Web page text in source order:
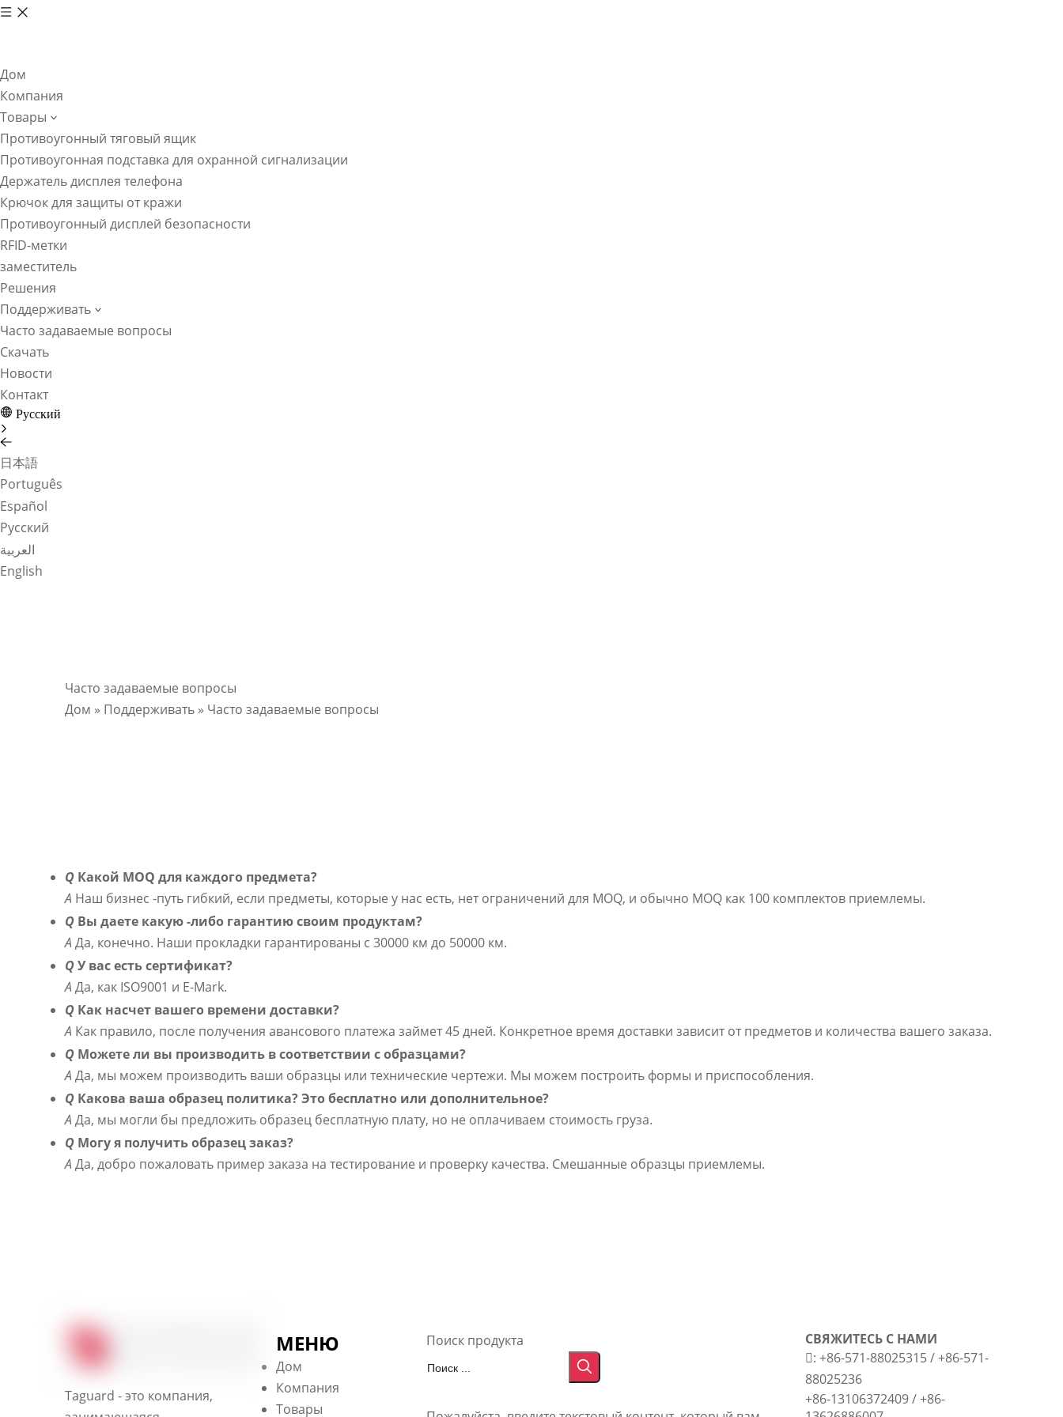
Дом
Компания
Товары
Противоугонный тяговый ящик
Противоугонная подставка для охранной сигнализации
Держатель дисплея телефона
Крючок для защиты от кражи
Противоугонный дисплей безопасности
RFID-метки
заместитель
Решения
Поддерживать
Часто задаваемые вопросы
Скачать
Новости
Контакт
Pусский
日本語
Português
Español
Pусский
العربية
English
Часто задаваемые вопросы
Дом » Поддерживать » Часто задаваемые вопросы
Q Какой MOQ для каждого предмета?
A Наш бизнес -путь гибкий, если предметы, которые у нас есть, нет ограничений для MOQ, и обычно MOQ как 100 комплектов приемлемы.
Q Вы даете какую -либо гарантию своим продуктам?
A Да, конечно. Наши прокладки гарантированы с 30000 км до 50000 км.
QУ вас есть сертификат?
A Да, как ISO9001 и E-Mark.
Q Как насчет вашего времени доставки?
A Как правило, после получения авансового платежа займет 45 дней. Конкретное время доставки зависит от предметов и количества вашего заказа.
Q Можете ли вы производить в соответствии с образцами?
A Да, мы можем производить ваши образцы или технические чертежи. Мы можем построить формы и приспособления.
Q Какова ваша образец политика? Это бесплатно или дополнительное?
A Да, мы могли бы предложить образец бесплатную плату, но не оплачиваем стоимость груза.
Q Могу я получить образец заказ?
A Да, добро пожаловать пример заказа на тестирование и проверку качества. Смешанные образцы приемлемы.
Taguard - это компания,
МЕНЮ
Дом
Компания
Товары
Поиск продукта
СВЯЖИТЕСЬ С НАМИ
: +86-571-88025315 / +86-571-
88025236
+86-13106372409 / +86-